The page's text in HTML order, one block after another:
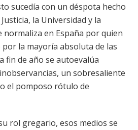
sucedía con un déspota hecho
la Universidad y la
en España por quien
la mayoría absoluta de las
fin de año se autoevalúa
un sobresaliente
el pomposo rótulo de
rol gregario, esos medios se